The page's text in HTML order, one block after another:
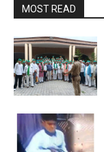
MOST READ